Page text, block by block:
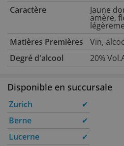
Caractère
Jaune
amère,
Matières Premières
Vin,
Degré d'alcool
20%
Disponible en succursale
Zurich
✔
Berne
✔
Lucerne
✔